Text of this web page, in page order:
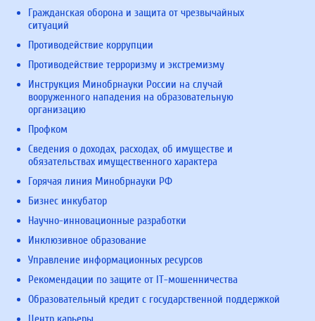
Гражданская оборона и защита от чрезвычайных
ситуаций
Противодействие коррупции
Противодействие терроризму и экстремизму
Инструкция Минобрнауки России на случай
вооруженного нападения на образовательную
организацию
Профком
Сведения о доходах, расходах, об имуществе и
обязательствах имущественного характера
Горячая линия Минобрнауки РФ
Бизнес инкубатор
Научно-инновационные разработки
Инклюзивное образование
Управление информационных ресурсов
Рекомендации по защите от IT-мошенничества
Образовательный кредит с государственной поддержкой